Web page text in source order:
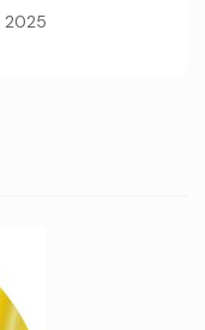
2025